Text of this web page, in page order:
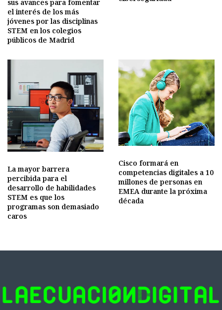
sus avances para fomentar
el interés de los más
jóvenes por las disciplinas
STEM en los colegios
públicos de Madrid
La mayor barrera
percibida para el
desarrollo de habilidades
STEM es que los
programas son demasiado
caros
Cisco formará en
competencias digitales a 10
millones de personas en
EMEA durante la próxima
década